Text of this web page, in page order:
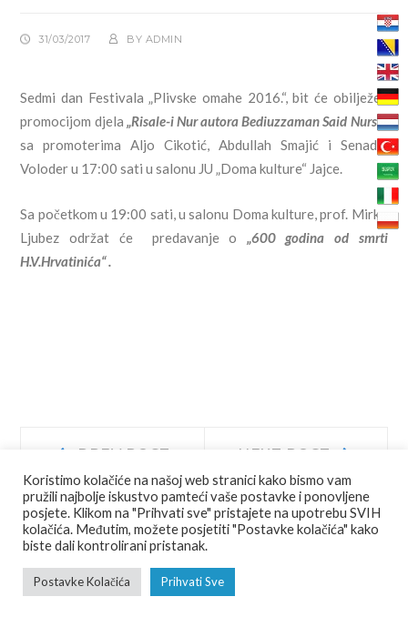
31/03/2017 BY ADMIN
Sedmi dan Festivala „Plivske omahe 2016.“, bit će obilježen
promocijom djela „Risale-i Nur autora Bediuzzaman Said Nursi“,
sa promoterima Aljo Cikotić, Abdullah Smajić i Senadin
Voloder u 17:00 sati u salonu JU „Doma kulture“ Jajce.
Sa početkom u 19:00 sati, u salonu Doma kulture, prof. Mirko
Ljubez održat će predavanje o „600 godina od smrti
H.V.Hrvatinića“ .
Navigacija
objava
PREV POST NEXT POST
© COPYRIGHTJU AGENCIJA JAJCE
FOTO
VIDEO RAZGLEDNICE
Koristimo kolačiće na našoj web stranici kako bismo vam
pružili najbolje iskustvo pamteći vaše postavke i ponovljene
posjete. Klikom na "Prihvati sve" pristajete na upotrebu SVIH
kolačića. Međutim, možete posjetiti "Postavke kolačića" kako
biste dali kontrolirani pristanak.
Postavke Kolačića Prihvati Sve